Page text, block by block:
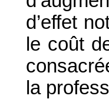
d’effet
le coût
la